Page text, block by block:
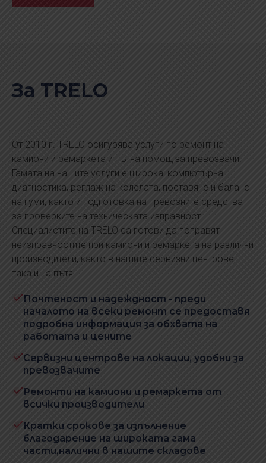
За TRELO
От 2010 г. TRELO осигурява услуги по ремонт на
камиони и ремаркета и пътна помощ за превозвачи.
Гамата на нашите услуги е широка: компютърна
диагностика, реглаж на колелата, поставяне и баланс
на гуми, както и подготовка на превозните средства
за проверките на техническата изправност.
Специалистите на TRELO са готови да поправят
неизправностите при камиони и ремаркета на различни
производители, както в нашите сервизни центрове,
така и на пътя.
Почтеност и надеждност - преди
началото на всеки ремонт се предоставя
подробна информация за обхвата на
работата и цените
Сервизни центрове на локации, удобни за
превозвачите
Ремонти на камиони и ремаркета от
всички производители
Кратки срокове за изпълнение
благодарение на широката гама
части,налични в нашите складове